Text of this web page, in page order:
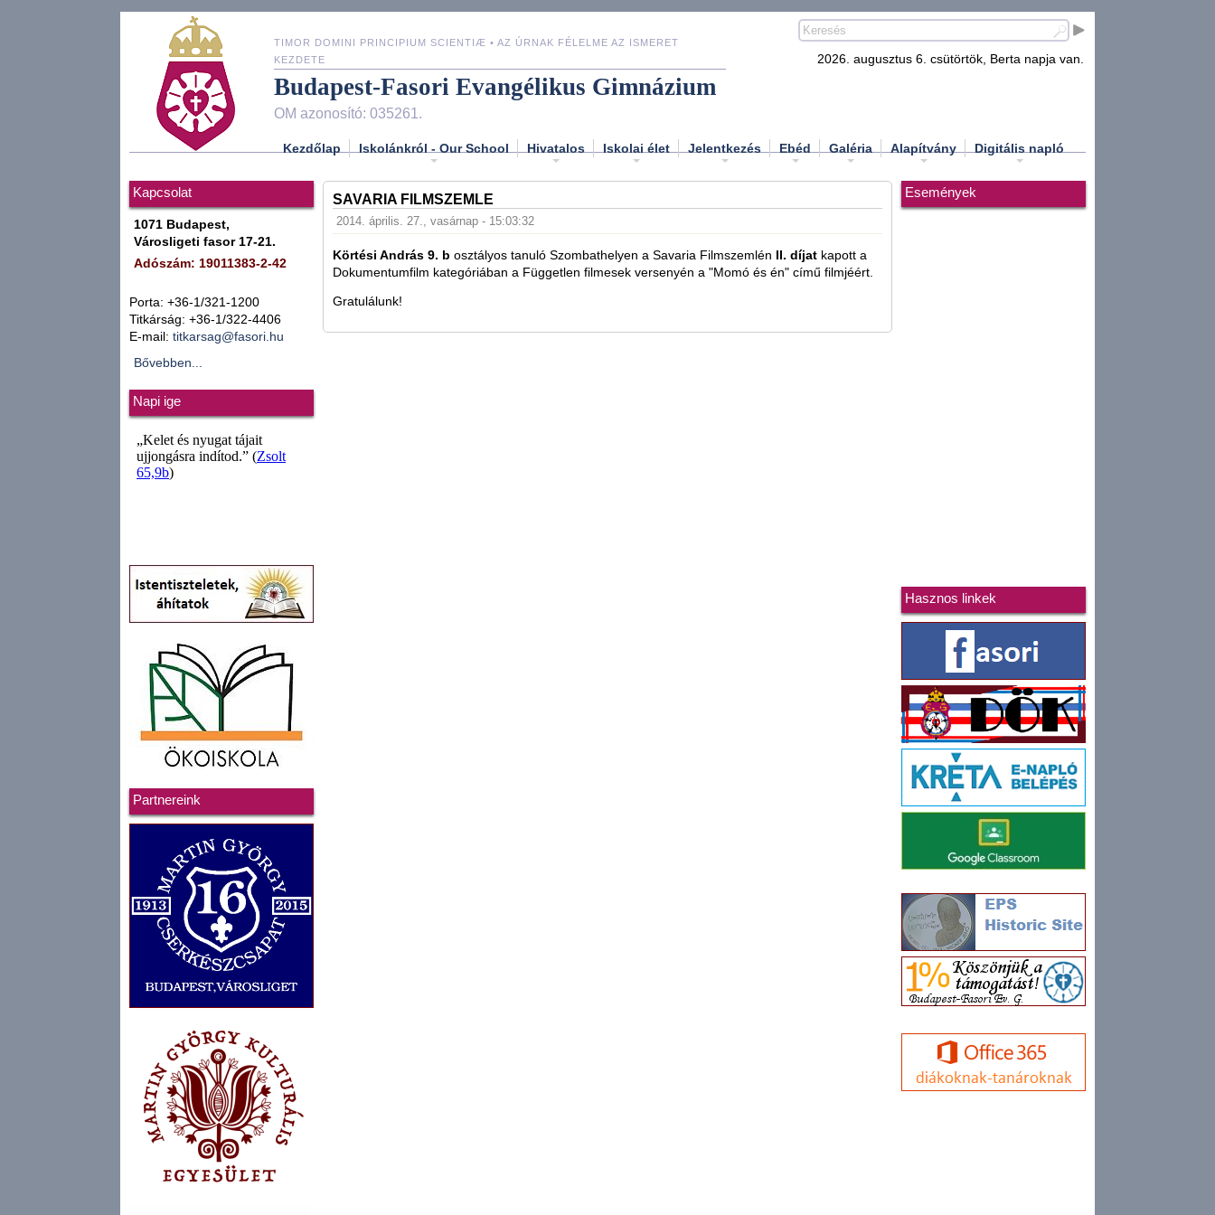
TIMOR DOMINI PRINCIPIUM SCIENTIÆ • AZ ÚRNAK FÉLELME AZ ISMERET
KEZDETE
Budapest-Fasori Evangélikus Gimnázium
OM azonosító: 035261.
2026. augusztus 6. csütörtök, Berta napja van.
Kezdőlap Iskolánkról - Our School Hivatalos Iskolai élet Jelentkezés Ebéd Galéria Alapítvány Digitális napló
Kapcsolat
1071 Budapest,
Városligeti fasor 17-21.
Adószám: 19011383-2-42
Porta: +36-1/321-1200
Titkárság: +36-1/322-4406
E-mail: titkarsag@fasori.hu
Bővebben...
Napi ige
Partnereink
SAVARIA FILMSZEMLE
2014. április. 27., vasárnap - 15:03:32
Körtési András 9. b osztályos tanuló Szombathelyen a Savaria Filmszemlén II. díjat kapott a
Dokumentumfilm kategóriában a Független filmesek versenyén a "Momó és én" című filmjéért.
Gratulálunk!
Események
Hasznos linkek